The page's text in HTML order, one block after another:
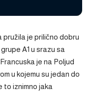
je prilično dobru
A1 u srazu sa
je na Poljud
u kojemu su jedan do
to iznimno jaka